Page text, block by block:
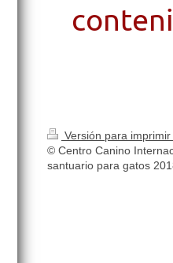
Versión para imprimir
© Centro Canino
santuario para gatos